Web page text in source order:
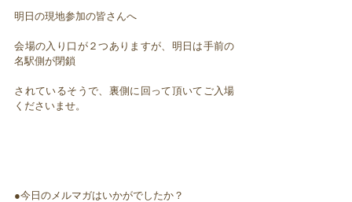
明日の現地参加の皆さんへ
会場の入り口が２つありますが、明日は手前の
名駅側が閉鎖
されているそうで、裏側に回って頂いてご入場
くださいませ。
●今日のメルマガはいかがでしたか？